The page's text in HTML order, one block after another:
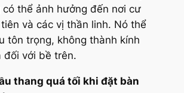
có thể ảnh hưởng đến nơi cư
và các vị thần linh. Nó thể
tôn trọng, không thành kính
đối với bề trên.
thang quá tối khi đặt bàn